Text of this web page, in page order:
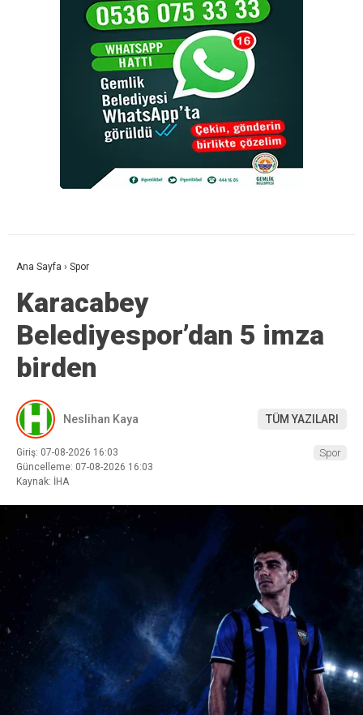
Ana Sayfa › Spor
Karacabey
Belediyespor’dan 5 imza
birden
Neslihan Kaya TÜM YAZILARI
Giriş: 07-08-2026 16:03
Güncelleme: 07-08-2026 16:03
Kaynak: İHA
Spor